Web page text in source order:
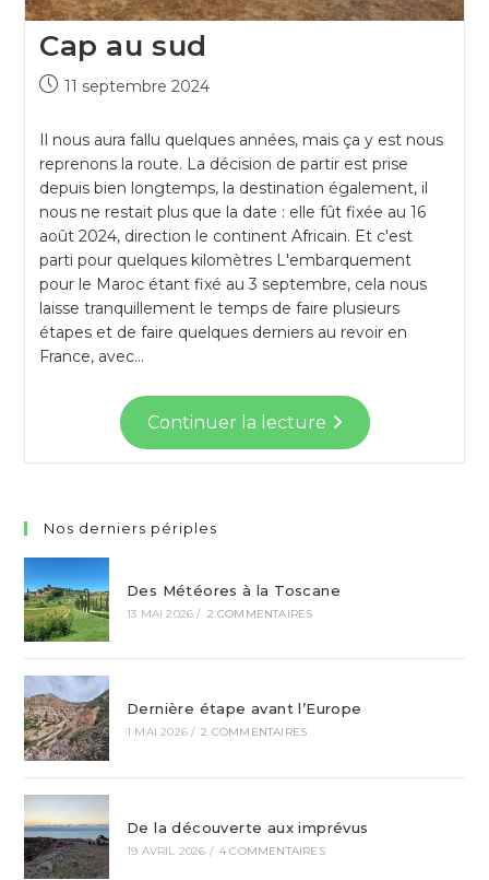
Cap au sud
11 septembre 2024
Il nous aura fallu quelques années, mais ça y est nous
reprenons la route. La décision de partir est prise
depuis bien longtemps, la destination également, il
nous ne restait plus que la date : elle fût fixée au 16
août 2024, direction le continent Africain. Et c'est
parti pour quelques kilomètres L'embarquement
pour le Maroc étant fixé au 3 septembre, cela nous
laisse tranquillement le temps de faire plusieurs
étapes et de faire quelques derniers au revoir en
France, avec…
Continuer la lecture
Nos derniers périples
Des Météores à la Toscane
13 MAI 2026 / 2 COMMENTAIRES
Dernière étape avant l’Europe
1 MAI 2026 / 2 COMMENTAIRES
De la découverte aux imprévus
19 AVRIL 2026 / 4 COMMENTAIRES